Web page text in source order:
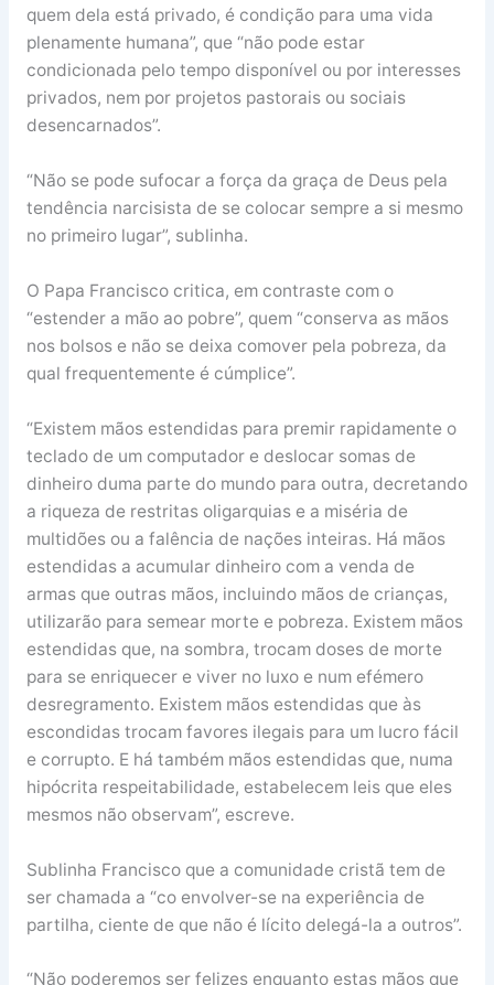
quem dela está privado, é condição para uma vida
plenamente humana”, que “não pode estar
condicionada pelo tempo disponível ou por interesses
privados, nem por projetos pastorais ou sociais
desencarnados”.
“Não se pode sufocar a força da graça de Deus pela
tendência narcisista de se colocar sempre a si mesmo
no primeiro lugar”, sublinha.
O Papa Francisco critica, em contraste com o
“estender a mão ao pobre”, quem “conserva as mãos
nos bolsos e não se deixa comover pela pobreza, da
qual frequentemente é cúmplice”.
“Existem mãos estendidas para premir rapidamente o
teclado de um computador e deslocar somas de
dinheiro duma parte do mundo para outra, decretando
a riqueza de restritas oligarquias e a miséria de
multidões ou a falência de nações inteiras. Há mãos
estendidas a acumular dinheiro com a venda de
armas que outras mãos, incluindo mãos de crianças,
utilizarão para semear morte e pobreza. Existem mãos
estendidas que, na sombra, trocam doses de morte
para se enriquecer e viver no luxo e num efémero
desregramento. Existem mãos estendidas que às
escondidas trocam favores ilegais para um lucro fácil
e corrupto. E há também mãos estendidas que, numa
hipócrita respeitabilidade, estabelecem leis que eles
mesmos não observam”, escreve.
Sublinha Francisco que a comunidade cristã tem de
ser chamada a “co envolver-se na experiência de
partilha, ciente de que não é lícito delegá-la a outros”.
“Não poderemos ser felizes enquanto estas mãos que